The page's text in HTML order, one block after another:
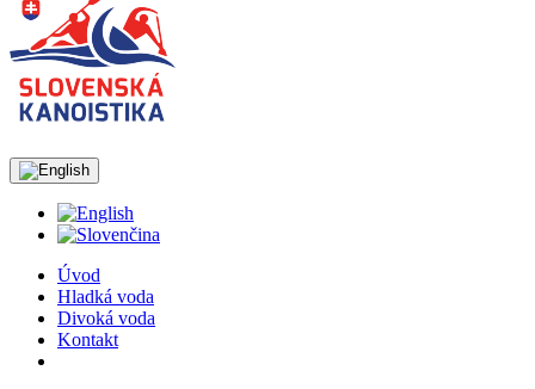
Úvod
Hladká voda
Divoká voda
Kontakt